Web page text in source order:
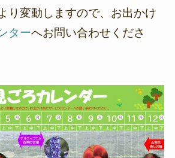
り変動しますので、お出かけ
ターへお問い合わせくださ